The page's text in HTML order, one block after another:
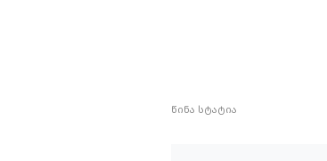
წინა სტატია